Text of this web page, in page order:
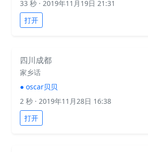
33 秒 · 2019年11月19日 21:31
打开
四川成都
家乡话
● oscar贝贝
2 秒 · 2019年11月28日 16:38
打开